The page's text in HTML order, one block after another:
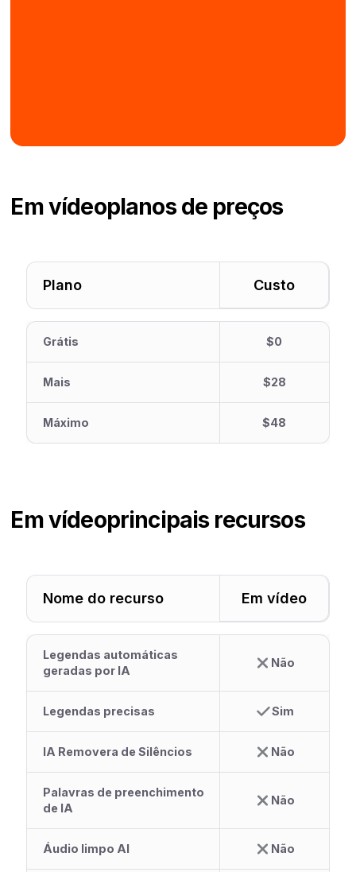
Em vídeoplanos de preços
Plano Custo
Grátis $0
Mais $28
Máximo $48
Em vídeoprincipais recursos
Nome do recurso Em vídeo
Legendas automáticas
geradas por IA
Não
Legendas precisas Sim
IA Removera de Silêncios Não
Palavras de preenchimento
de IA
Não
Áudio limpo AI Não